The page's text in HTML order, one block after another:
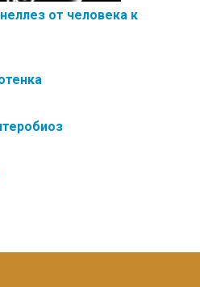
от человека к